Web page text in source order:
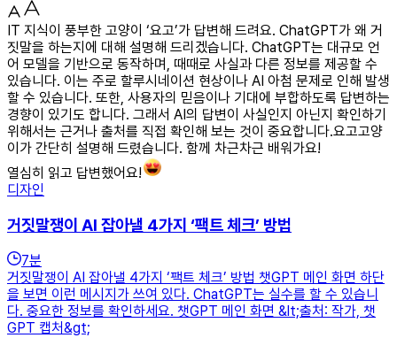
IT 지식이 풍부한 고양이 ‘요고’가 답변해 드려요. ChatGPT가 왜 거
짓말을 하는지에 대해 설명해 드리겠습니다. ChatGPT는 대규모 언
어 모델을 기반으로 동작하며, 때때로 사실과 다른 정보를 제공할 수
있습니다. 이는 주로 할루시네이션 현상이나 AI 아첨 문제로 인해 발생
할 수 있습니다. 또한, 사용자의 믿음이나 기대에 부합하도록 답변하는
경향이 있기도 합니다. 그래서 AI의 답변이 사실인지 아닌지 확인하기
위해서는 근거나 출처를 직접 확인해 보는 것이 중요합니다.요고고양
이가 간단히 설명해 드렸습니다. 함께 차근차근 배워가요!
열심히 읽고 답변했어요!
디자인
거짓말쟁이 AI 잡아낼 4가지 ‘팩트 체크’ 방법
7분
거짓말쟁이 AI 잡아낼 4가지 ‘팩트 체크’ 방법 챗GPT 메인 화면 하단
을 보면 이런 메시지가 쓰여 있다. ChatGPT는 실수를 할 수 있습니
다. 중요한 정보를 확인하세요. 챗GPT 메인 화면 &lt;출처: 작가, 챗
GPT 캡처&gt;